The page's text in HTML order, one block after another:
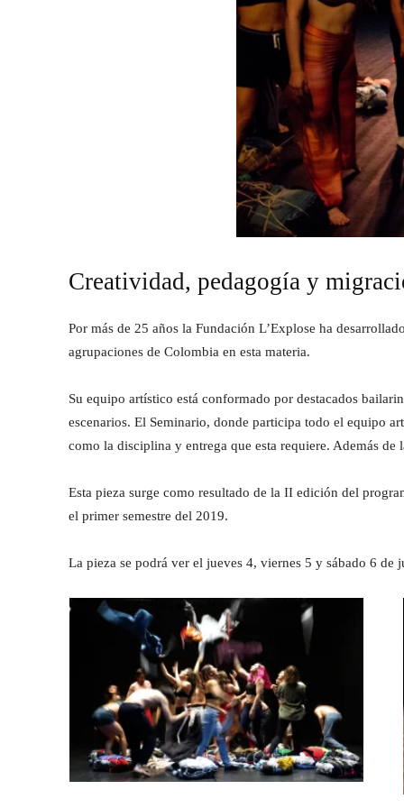
Creatividad, pedagogía y
Por más de 25 años la Fundación L’Explose ha
agrupaciones de Colombia en esta materia.
Su equipo artístico está conformado por destacados
escenarios. El Seminario, donde participa todo el equipo
como la disciplina y entrega que esta requiere. Además
Esta pieza surge como resultado de la II edición del
el primer semestre del 2019.
La pieza se podrá ver el jueves 4, viernes 5 y sábado 6